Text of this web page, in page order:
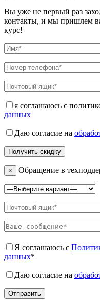
Вы уже не первый раз
контакты, и мы пришлем
курс!
я соглашаюсь с
данных
Даю согласие на
× Обращение в
Я соглашаюсь с
данных*
Даю согласие на